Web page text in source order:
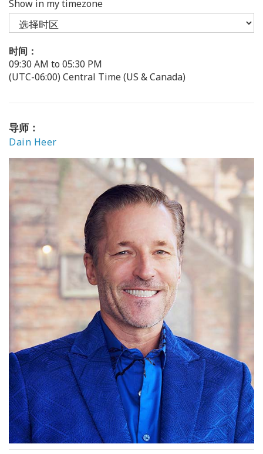
Show in my timezone
时间：
09:30 AM to 05:30 PM
(UTC-06:00) Central Time (US & Canada)
导师：
Dain Heer